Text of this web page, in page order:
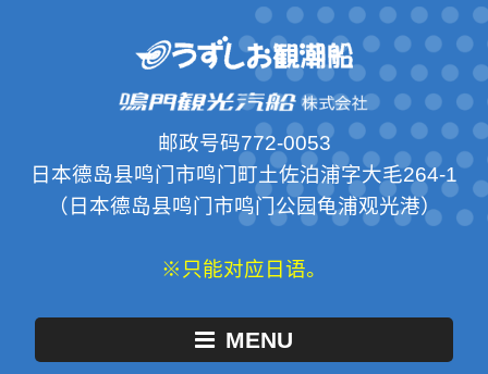
邮政号码772-0053
日本德岛县鸣门市鸣门町土佐泊浦字大毛264-1
（日本德岛县鸣门市鸣门公园龟浦观光港）
※只能对应日语。
MENU